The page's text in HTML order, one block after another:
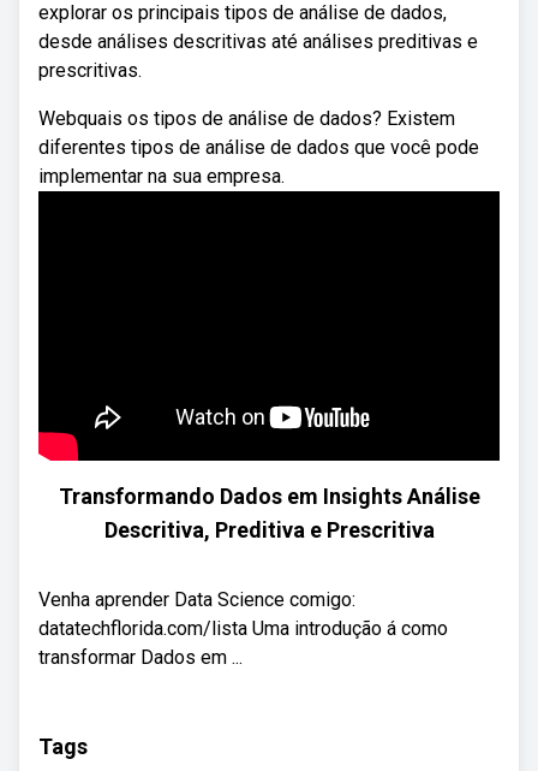
explorar os principais tipos de análise de dados,
desde análises descritivas até análises preditivas e
prescritivas.
Webquais os tipos de análise de dados? Existem
diferentes tipos de análise de dados que você pode
implementar na sua empresa.
Transformando Dados em Insights Análise
Descritiva, Preditiva e Prescritiva
Venha aprender Data Science comigo:
datatechflorida.com/lista Uma introdução á como
transformar Dados em ...
Tags